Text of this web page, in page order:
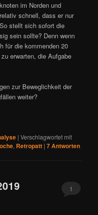
im Norden und
schnell, dass er nur
stellt sich sofort die
sein sollte? Denn wenn
für die kommenden 20
erwarten, die Aufgabe
zur Beweglichkeit der
weiter?
|Verschlagwortet mit
, Retropatt |7Antworten
1